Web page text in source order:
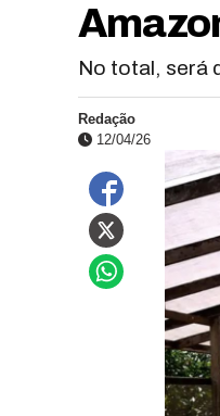
No total, será
Redação
12/04/26